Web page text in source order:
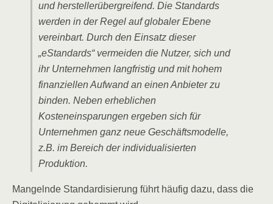
und herstellerübergreifend. Die Standards
werden in der Regel auf globaler Ebene
vereinbart. Durch den Einsatz dieser
„eStandards“ vermeiden die Nutzer, sich und
ihr Unternehmen langfristig und mit hohem
finanziellen Aufwand an einen Anbieter zu
binden. Neben erheblichen
Kosteneinsparungen ergeben sich für
Unternehmen ganz neue Geschäftsmodelle,
z.B. im Bereich der individualisierten
Produktion.
Mangelnde Standardisierung führt häufig dazu, dass die